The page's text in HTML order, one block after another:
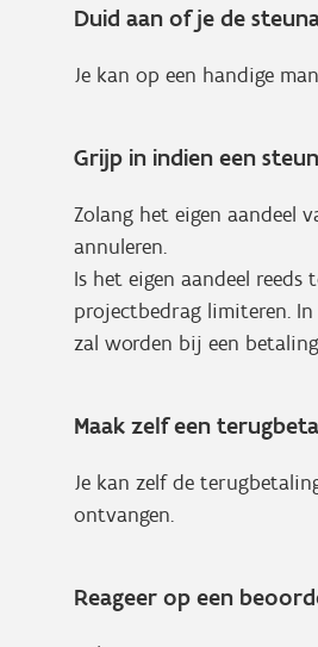
Duid aan of je de
Je kan op een handige
Grijp in indien een
Zolang het eigen aandeel
annuleren.
Is het eigen aandeel
projectbedrag limiteren.
zal worden bij een
Maak zelf een
Je kan zelf de
ontvangen.
Reageer op een